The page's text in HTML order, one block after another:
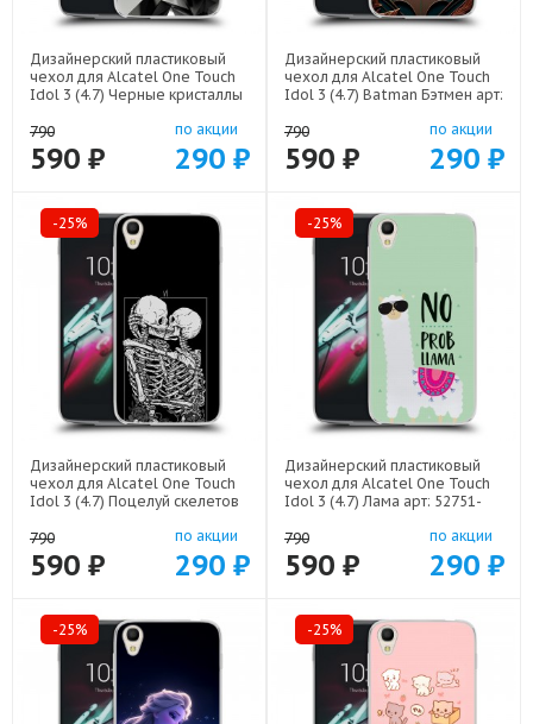
Дизайнерский пластиковый
чехол для Alcatel One Touch
Idol 3 (4.7) Черные кристаллы
790
590 ₽
по акции
290 ₽
Дизайнерский пластиковый
чехол для Alcatel One Touch
Idol 3 (4.7) Batman Бэтмен арт:
790
590 ₽
по акции
290 ₽
-25%
Дизайнерский пластиковый
чехол для Alcatel One Touch
Idol 3 (4.7) Поцелуй скелетов
790
590 ₽
по акции
290 ₽
-25%
Дизайнерский пластиковый
чехол для Alcatel One Touch
Idol 3 (4.7) Лама арт: 52751-
790
590 ₽
по акции
290 ₽
-25% -25%